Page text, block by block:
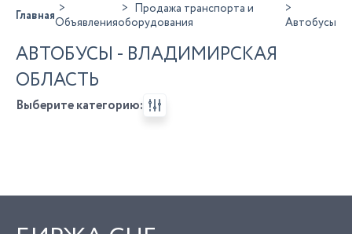
ГлавнаяОбъявления
Продажа транспорта и
оборудования
Автобусы
АВТОБУСЫ - ВЛАДИМИРСКАЯ
ОБЛАСТЬ
Выберите категорию: